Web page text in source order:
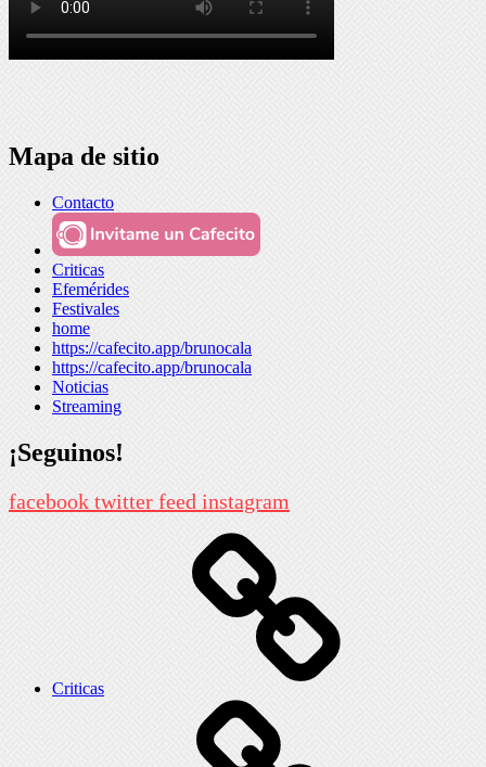
Mapa de sitio
Contacto
Criticas
Efemérides
Festivales
home
https://cafecito.app/brunocala
https://cafecito.app/brunocala
Noticias
Streaming
¡Seguinos!
facebook twitter feed instagram
Criticas